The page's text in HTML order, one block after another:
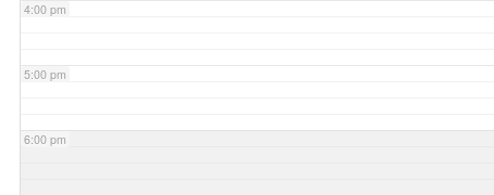
4:00 pm
5:00 pm
6:00 pm